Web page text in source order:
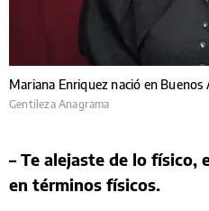
Mariana Enriquez nació en Buenos
Gentileza Anagrama
– Te alejaste de lo
en términos físicos.